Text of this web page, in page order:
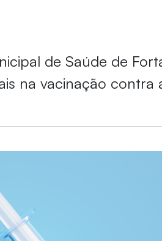
de Saúde de
na vacinação contra